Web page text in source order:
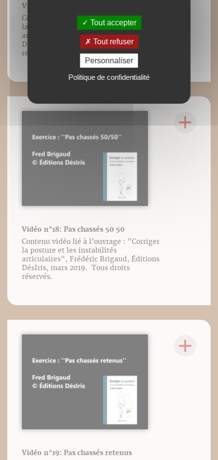
Vidéo n°17: EAD Touch
Contenu vidéo lié à l’ouvrage : "Corriger
la posture et les instabilités
articulaires", Frédéric Brigaud, Éditions
DésIris, mars 2019. Tous droits
réservés.
Vidéo n°18: Pas chassés 50 50
Contenu vidéo lié à l’ouvrage : "Corriger
la posture et les instabilités
articulaires", Frédéric Brigaud, Éditions
DésIris, mars 2019. Tous droits
réservés.
Vidéo n°19: Pas chassés retenus
Tout accepter
Tout refuser
Personnaliser
Politique de confidentialité